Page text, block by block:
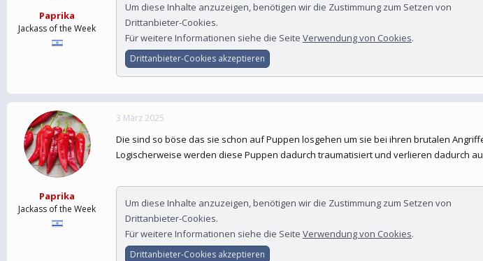
Paprika
Jackass of the Week
Um diese Inhalte anzuzeigen, benötigen wir die Zustimmung zum Setzen von
Drittanbieter-Cookies.
Für weitere Informationen siehe die Seite Verwendung von Cookies.
Drittanbieter-Cookies akzeptieren
Paprika
Jackass of the Week
3 März 2025
Die sind so böse das sie schon auf Puppen losgehen um sie bei ihren brutalen
Logischerweise werden diese Puppen dadurch traumatisiert und verlieren dadurch
Um diese Inhalte anzuzeigen, benötigen wir die Zustimmung zum Setzen von
Drittanbieter-Cookies.
Für weitere Informationen siehe die Seite Verwendung von Cookies.
Drittanbieter-Cookies akzeptieren